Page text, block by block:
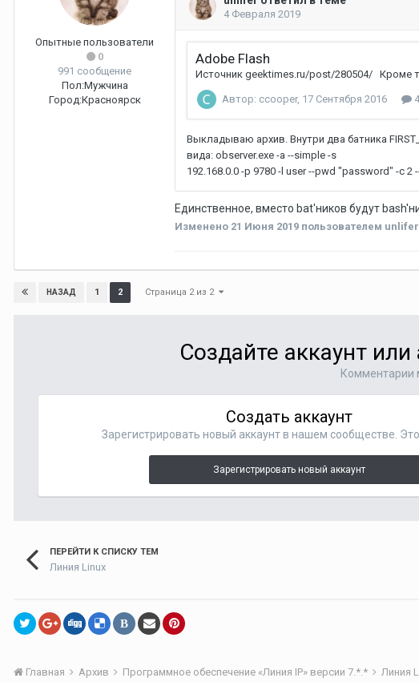
Опытные пользователи
0
991 сообщение
Пол:Мужчина
Город:Красноярск
Единственное, вместо bat'ников будут
Изменено 21 Июня 2019 пользователем unlifer
НАЗАД 1 2 Страница 2 из 2
Создайте аккаунт
Комментарии
Создать аккаунт
Зарегистрировать новый аккаунт в нашем сообществе.
Зарегистрировать новый аккаунт
ПЕРЕЙТИ К СПИСКУ ТЕМ
Линия Linux
В
Главная Архив Программное обеспечение «Линия IP» версии 7.*.* Линия